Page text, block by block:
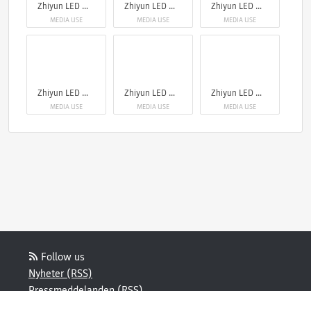
Zhiyun LED Molus X60
MEDIA USE
Zhiyun LED Molus X60
MEDIA USE
Zhiyun LED Molus X60
MEDIA USE
Zhiyun LED Molus X60
MEDIA USE
Zhiyun LED Molus X60
MEDIA USE
Zhiyun LED Molus X60
MEDIA USE
Follow us
Nyheter (RSS)
Pressmeddelanden (RSS)